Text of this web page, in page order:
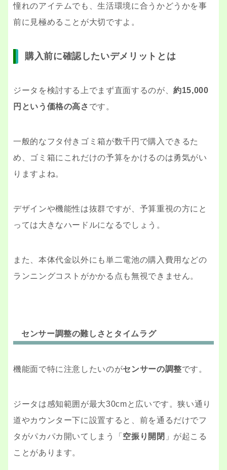
憧れのアイテムでも、生活環境に合うかどうかを事
前に見極めることが大切ですよ。
購入前に確認したいデメリットとは
ジータを検討する上でまず直面するのが、約15,000
円という価格の高さ です。
一般的なフタ付きゴミ箱が数千円で購入できるた
め、ゴミ箱にこれだけの予算をかけるのは勇気がい
りますよね。
デザインや機能性は抜群ですが、予算重視の方にと
っては大きなハードルになるでしょう。
また、本体代金以外にも単二電池の購入費用などの
ランニングコストがかかる点も無視できません。
センサー調整の難しさとタイムラグ
機能面で特に注意したいのがセンサーの調整です。
ジータは感知範囲が最大30cmと広いです。狭い通り
道やカウンター下に設置すると、前を通るだけでフ
タがパカパカ開いてしまう「 空振り開閉 」が起こる
ことがあります。